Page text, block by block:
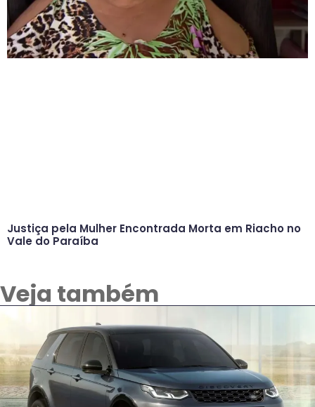
Justiça pela Mulher Encontrada Morta em Riacho no
Vale do Paraíba
Veja também